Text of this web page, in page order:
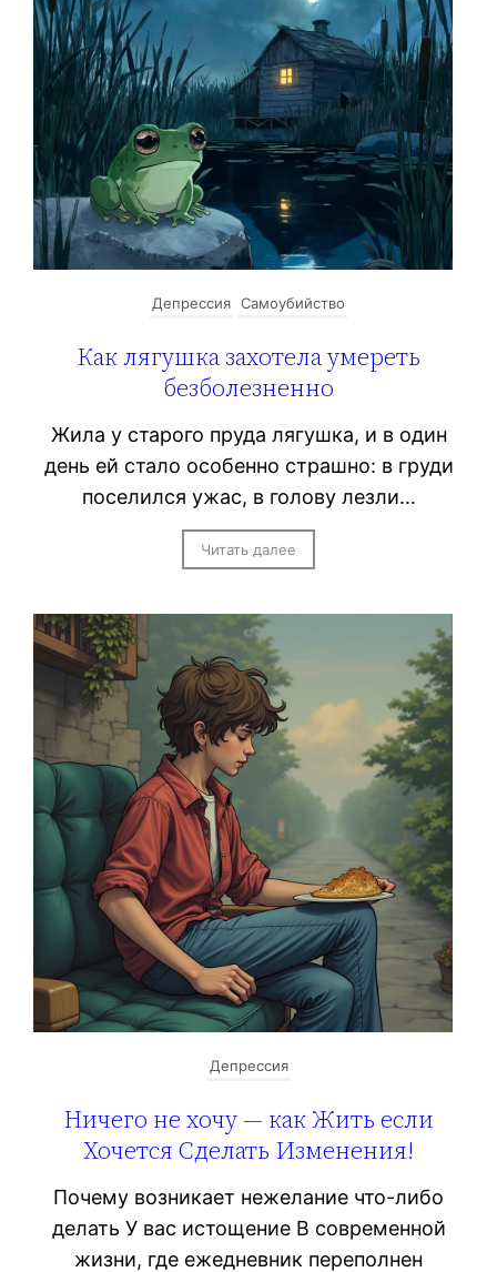
Депрессия Самоубийство
Как лягушка захотела умереть
безболезненно
Жила у старого пруда лягушка, и в один
день ей стало особенно страшно: в груди
поселился ужас, в голову лезли…
Читать далее
Депрессия
Ничего не хочу — как Жить если
Хочется Сделать Изменения!
Почему возникает нежелание что-либо
делать У вас истощение В современной
жизни, где ежедневник переполнен